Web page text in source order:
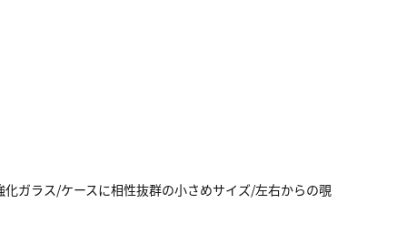
ガラス/ケースに相性抜群の小さめサイズ/左右からの覗